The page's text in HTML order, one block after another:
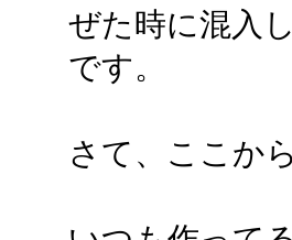
ぜた時に混入
です。
さて、ここか